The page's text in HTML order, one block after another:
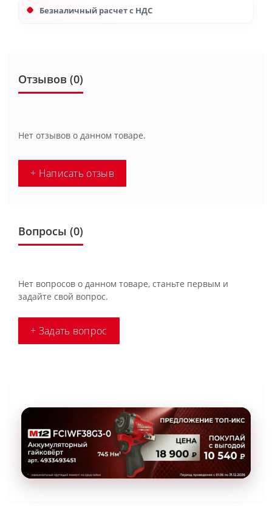
Безналичный расчет с НДС
Отзывов (0)
Нет отзывов о данном товаре.
+ Написать отзыв
Вопросы (0)
Нет вопросов о данном товаре, станьте первым и
задайте свой вопрос.
+ Задать вопрос